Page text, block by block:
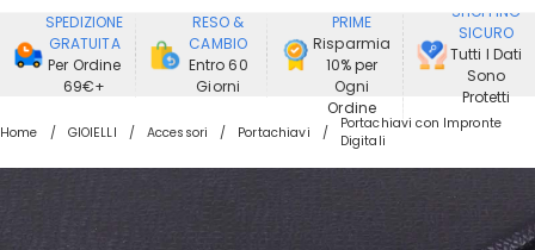
Ricevente
Best Seller
Nuovi
Gioielli
Casa&Vita
Abbigliamento
SPEDIZIONE
GRATUITA
Per Ordine
69€+
RESO &
CAMBIO
Entro 60
Giorni
PRIME
Risparmia
10% per
Ogni
Ordine
SHOPPING
SICURO
Tutti I Dati
Sono
Protetti
Home GIOIELLI Accessori Portachiavi
Portachiavi con Impronte
Digitali